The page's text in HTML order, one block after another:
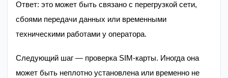
Ответ: это может быть связано с перегрузкой сети,
сбоями передачи данных или временными
техническими работами у оператора.
Следующий шаг — проверка SIM-карты. Иногда она
может быть неплотно установлена или временно не